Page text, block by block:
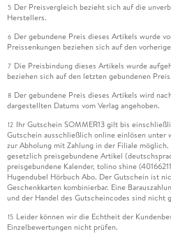
5 Der Preisvergleich bezieht sich auf die
Herstellers.
6 Der gebundene Preis dieses Artikels wurde
Preissenkungen beziehen sich auf den
7 Die Preisbindung dieses Artikels wurde
beziehen sich auf den letzten gebundenen Preis.
8 Der gebundene Preis dieses Artikels wird
dargestellten Datums vom Verlag angehoben.
12 Ihr Gutschein SOMMER13 gilt bis
Gutschein ausschließlich online einlösen unter
zur Abholung mit Zahlung in der Filiale
gesetzlich preisgebundene Artikel
preisgebundene Kalender, tolino shine
Hugendubel Hörbuch Abo. Der Gutschein ist
Geschenkkarten kombinierbar. Eine
und der Handel des Gutscheincodes sind nicht
15 Leider können wir die Echtheit der
Einzelbewertungen nicht prüfen.